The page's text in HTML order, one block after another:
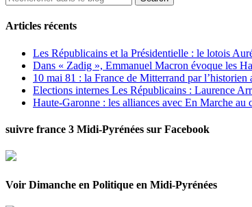
Articles récents
Les Républicains et la Présidentielle : le lotois
Dans « Zadig », Emmanuel Macron évoque les
10 mai 81 : la France de Mitterrand par
Elections internes Les Républicains : Laurence
Haute-Garonne : les alliances avec En Marche
suivre france 3 Midi-Pyrénées sur Facebook
Voir Dimanche en Politique en Midi-Pyrénées